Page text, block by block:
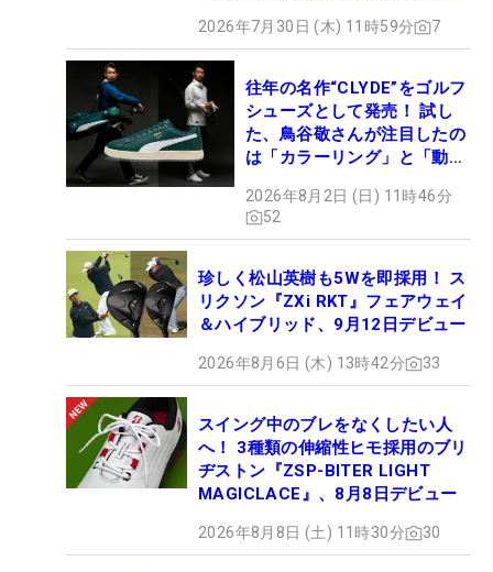
2026年7月30日 (木) 11時59分 7
往年の名作“CLYDE”をゴルフ
シューズとして発売！ 試し
た、鳥谷敬さんが注目したの
は「カラーリング」と「動き
2026年8月2日 (日) 11時46分
52
珍しく松山英樹も5Wを即採用！ ス
リクソン『ZXi RKT』フェアウェイ
＆ハイブリッド、9月12日デビュー
2026年8月6日 (木) 13時42分 33
スイング中のブレをなくしたい人
へ！ 3種類の伸縮性ヒモ採用のブリ
ヂストン『ZSP-BITER LIGHT
MAGICLACE』、8月8日デビュー
2026年8月8日 (土) 11時30分 30